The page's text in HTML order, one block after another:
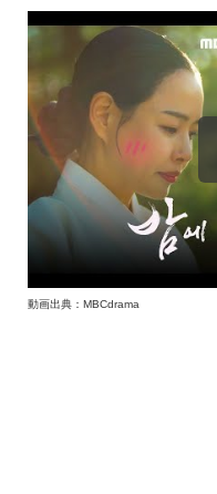
動画出典：MBCdrama